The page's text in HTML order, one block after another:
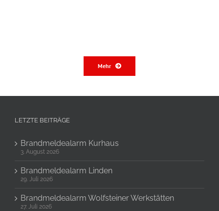
Mehr
LETZTE BEITRÄGE
Brandmeldealarm Kurhaus
3. August 2026
Brandmeldealarm Linden
29. Juli 2026
Brandmeldealarm Wolfsteiner Werkstätten
27. Juli 2026